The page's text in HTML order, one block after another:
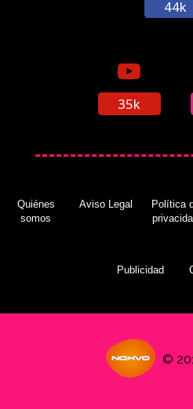
44k
35k
Quiénes
somos
Aviso Legal
Política
Publicidad
©